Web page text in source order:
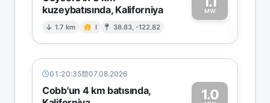
kuzeybatısında, Kaliforniya
1.7 km I 38.83, -122.82
MW1
01:20:35 07.08.2026
Cobb'un 4 km batısında,
1.0